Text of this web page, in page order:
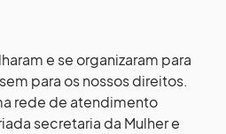
e se organizaram para
para os nossos direitos.
rede de atendimento
secretaria da Mulher e